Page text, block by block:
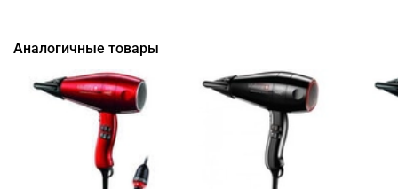
Аналогичные товары